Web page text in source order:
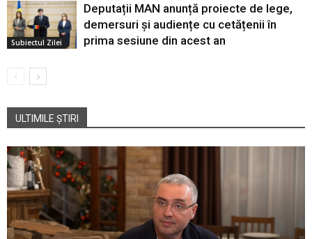
Subiectul Zilei
Deputații MAN anunță proiecte de lege,
demersuri și audiențe cu cetățenii în
prima sesiune din acest an
ULTIMILE ȘTIRI